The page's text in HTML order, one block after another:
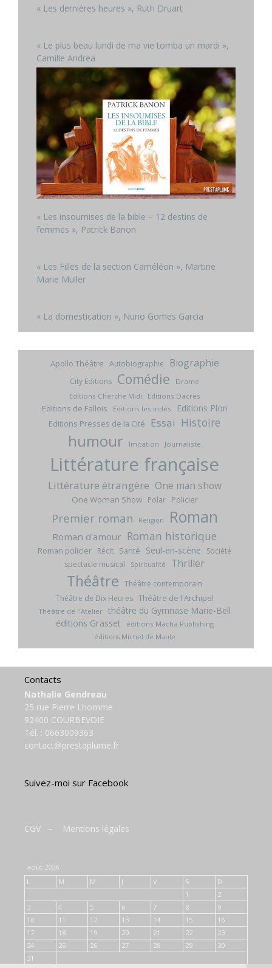
« Les dernières heures », Ruth Druart
« Le plus beau lundi de ma vie tomba un mardi »,
Camille Andrea
« Les insoumises de la bible – 12 destins de
femmes », Patrick Banon
« Les Filles de la section Caméléon », Martine
Marie Muller
« La domestication », Nuno Gomes Garcia
Apollo Théâtre Autobiographie Biographie
City Editions Comédie
Drame
Editions Cherche Midi
Editions Dacres
Editions de Fallois Editions les indés Editions Plon
Editions Presses de la Cité Essai Histoire
humour Imitation Journaliste
Littérature française
Littérature étrangère One man show
One Woman Show Polar Policier
Premier roman Religion Roman
Roman d'amour Roman historique
Roman policier Récit Santé Seul-en-scène
Société
spectacle musical
Spiritualité Thriller
Théâtre Théâtre contemporain
Théâtre de Dix Heures Théâtre de l'Archipel
Théâtre de l'Atelier théâtre du Gymnase Marie-Bell
éditions Grasset
éditions Macha Publishing
éditions Michel de Maule
Contacts
Nathalie Gendreau
25 rue Pierre Lhomme
92400 COURBEVOIE
Tél. : 0663009363
contact@prestaplume.fr
Suivez-moi sur Facebook
CGV – Mentions légales
août 2026
L
M M J V S
D
1
2
3
4 5 6 7 8
9
10
11 12 13 14 15
16
17
18 19 20 21 22
23
24
25 26 27 28 29
30
31